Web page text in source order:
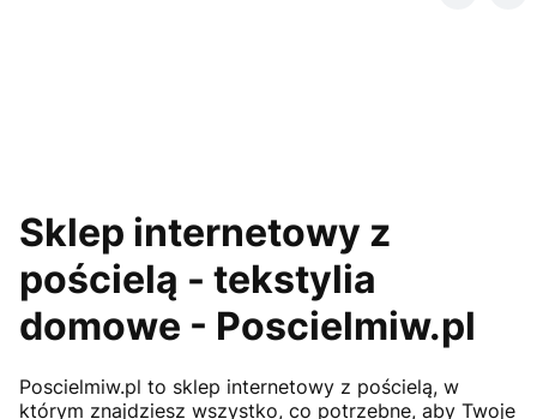
Sklep internetowy z
pościelą - tekstylia
domowe - Poscielmiw.pl
Poscielmiw.pl to sklep internetowy z pościelą, w
którym znajdziesz wszystko, co potrzebne, aby Twoje